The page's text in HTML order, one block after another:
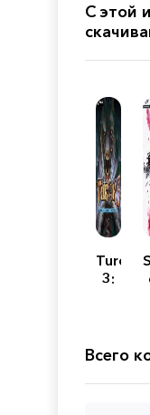
С этой
Turok
3:
Всего